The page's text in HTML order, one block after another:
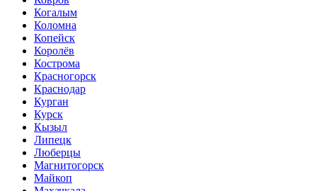
Когалым
Коломна
Копейск
Королёв
Кострома
Красногорск
Краснодар
Курган
Курск
Кызыл
Липецк
Люберцы
Магнитогорск
Майкоп